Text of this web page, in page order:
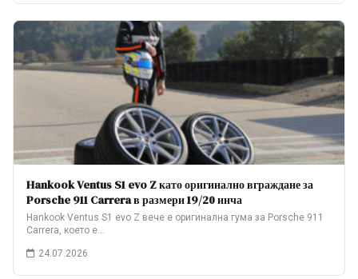
Hankook Ventus S1 evo Z като оригинално вграждане за
Porsche 911 Carrera в размери 19/20 инча
Hankook Ventus S1 evo Z вече е оригинална гума за Porsche 911
Carrera, което е…
24.07.2026